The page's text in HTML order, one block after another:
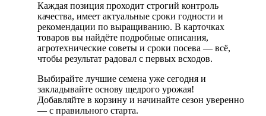
Каждая позиция проходит строгий контроль
качества, имеет актуальные сроки годности и
рекомендации по выращиванию. В карточках
товаров вы найдёте подробные описания,
агротехнические советы и сроки посева — всё,
чтобы результат радовал с первых всходов.
Выбирайте лучшие семена уже сегодня и
закладывайте основу щедрого урожая!
Добавляйте в корзину и начинайте сезон уверенно
— с правильного старта.